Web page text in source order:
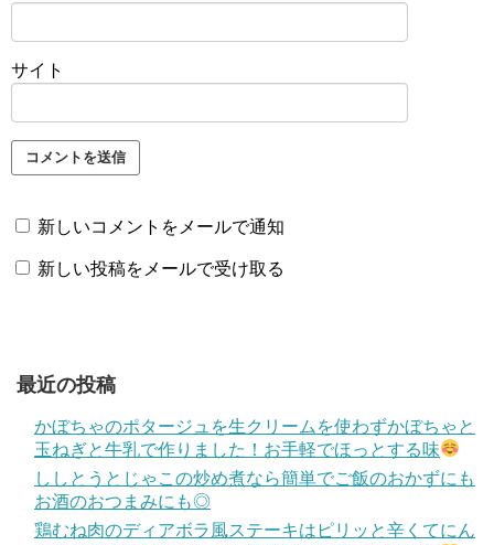
サイト
新しいコメントをメールで通知
新しい投稿をメールで受け取る
最近の投稿
かぼちゃのポタージュを生クリームを使わずかぼちゃと
玉ねぎと牛乳で作りました！お手軽でほっとする味
ししとうとじゃこの炒め煮なら簡単でご飯のおかずにも
お酒のおつまみにも◎
鶏むね肉のディアボラ風ステーキはピリッと辛くてにん